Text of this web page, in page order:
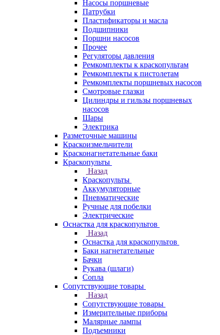
Насосы поршневые
Патрубки
Пластификаторы и масла
Подшипники
Поршни насосов
Прочее
Регуляторы давления
Ремкомплекты к краскопультам
Ремкомплекты к пистолетам
Ремкомплекты поршневых насосов
Смотровые глазки
Цилиндры и гильзы поршневых
насосов
Шары
Электрика
Разметочные машины
Краскоизмельчители
Красконагнетательные баки
Краскопульты
Назад
Краскопульты
Аккумуляторные
Пневматические
Ручные для побелки
Электрические
Оснастка для краскопультов
Назад
Оснастка для краскопультов
Баки нагнетательные
Бачки
Рукава (шлаги)
Сопла
Сопутствующие товары
Назад
Сопутствующие товары
Измерительные приборы
Малярные лампы
Подъемники